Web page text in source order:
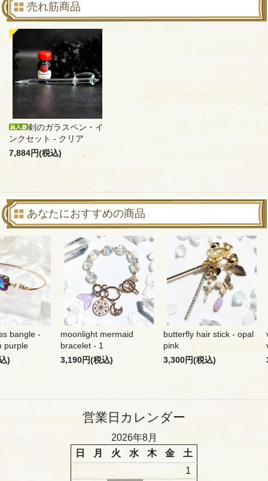
売れ筋商品
剣のガラスペン・イ
ンクセット - クリア
7,884円(税込)
あなたにおすすめの商品
bangle -
purple
)
moonlight mermaid
bracelet - 1
3,190円(税込)
butterfly hair stick - opal
pink
3,300円(税込)
営業日カレンダー
2026年8月
日
月 火 水 木 金
土
1